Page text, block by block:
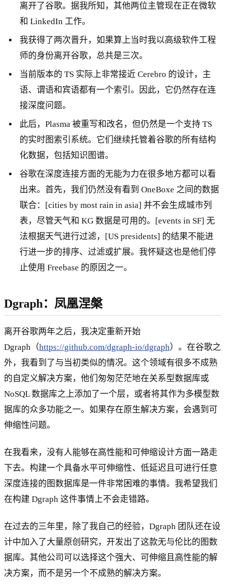
离开了谷歌。据我所知，其他两位主管现在正在微软
和 LinkedIn 工作。
我获得了两次晋升，如果算上当时我以高级软件工程
师的身份离开谷歌，总共是三次。
当前版本的 TS 实际上非常接近 Cerebro 的设计，主
语、谓语和宾语都有一个索引。因此，它仍然存在连
接深度问题。
此后，Plasma 被重写和改名，但仍然是一个支持 TS
的实时图索引系统。它们继续托管着谷歌的所有结构
化数据，包括知识图谱。
谷歌在深度连接方面的无能为力在很多地方都可以看
出来。首先，我们仍然没有看到 OneBoxe 之间的数据
联合：[cities by most rain in asia] 并不会生成城市列
表，尽管天气和 KG 数据是可用的。[events in SF] 无
法根据天气进行过滤，[US presidents] 的结果不能进
行进一步的排序、过滤或扩展。我怀疑这也是他们停
止使用 Freebase 的原因之一。
Dgraph：凤凰涅槃
离开谷歌两年之后，我决定重新开始
Dgraph（https://github.com/dgraph-io/dgraph）。在谷歌之
外，我看到了与当初类似的情况。这个领域有很多不成熟
的自定义解决方案，他们匆匆茫茫地在关系型数据库或
NoSQL 数据库之上添加了一个层，或者将其作为多模型数
据库的众多功能之一。如果存在原生解决方案，会遇到可
伸缩性问题。
在我看来，没有人能够在高性能和可伸缩设计方面一路走
下去。构建一个具备水平可伸缩性、低延迟且可进行任意
深度连接的图数据库是一件非常困难的事情。我希望我们
在构建 Dgraph 这件事情上不会走错路。
在过去的三年里，除了我自己的经验，Dgraph 团队还在设
计中加入了大量原创研究，开发出了这款无与伦比的图数
据库。其他公司可以选择这个强大、可伸缩且高性能的解
决方案，而不是另一个不成熟的解决方案。